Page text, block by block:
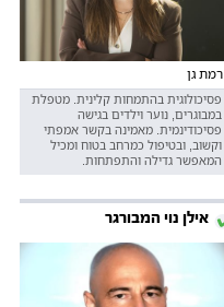
רמת גן
פסיכולוגית בהתמחות קלינית. מטפלת
במבוגרים, נוער וילדים בגישה
פסיכודינמית. מאמינה בקשר אמפתי
וקשוב, ובטיפול כמרחב בטוח ומכיל
המאפשר גדילה והתפתחות.
אילן נוי המבורגר